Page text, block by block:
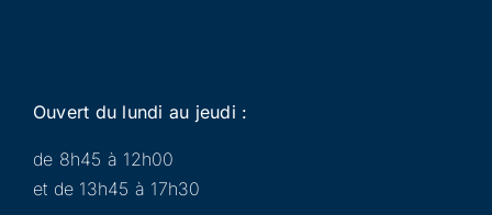
Ouvert du lundi au jeudi :
de 8h45 à 12h00
et de 13h45 à 17h30